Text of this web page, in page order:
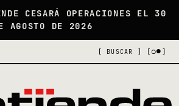
CESARÁ OPERACIONES EL 30
AGOSTO DE 2026
[ BUSCAR ] [○●]